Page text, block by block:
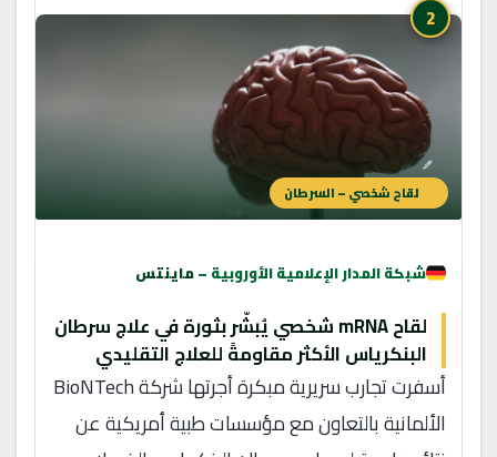
2
لقاح شخصي – السرطان
شبكة المدار الإعلامية الأوروبية –ماينتس
لقاح mRNA شخصي يُبشّر بثورة في علاج سرطان
البنكرياس الأكثر مقاومةً للعلاج التقليدي
أسفرت تجارب سريرية مبكرة أجرتها شركة BioNTech
الألمانية بالتعاون مع مؤسسات طبية أمريكية عن